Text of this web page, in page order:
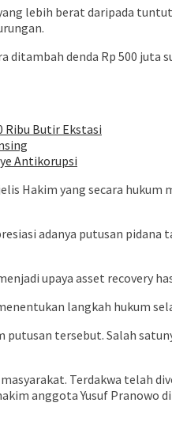
lebih berat daripada
denda Rp 500 juta
Ribu Butir Ekstasi
Antikorupsi
Hakim yang secara hukum
adanya putusan
upaya asset recovery
langkah hukum
tersebut. Salah
Terdakwa telah
anggota Yusuf Pranowo